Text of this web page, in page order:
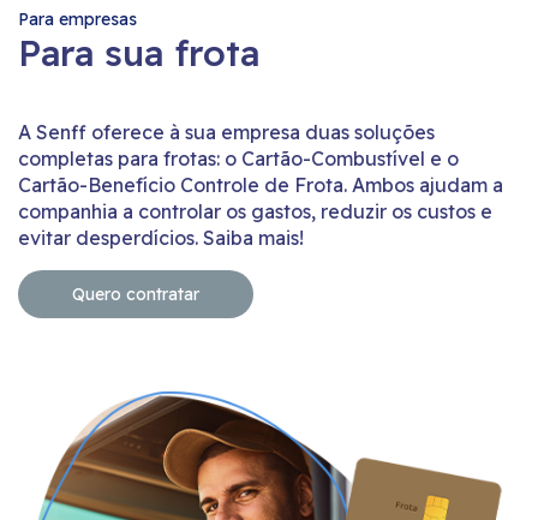
Para empresas
Para sua frota
A Senff oferece à sua empresa duas soluções
completas para frotas: o Cartão-Combustível e o
Cartão-Benefício Controle de Frota. Ambos ajudam a
companhia a controlar os gastos, reduzir os custos e
evitar desperdícios. Saiba mais!
Quero contratar